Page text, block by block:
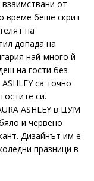
от
време беше скрит
на
допада на
най-много й
на гости без
са точно
си.
ASHLEY в ЦУМ
и червено
Дизайнът им е
празници в